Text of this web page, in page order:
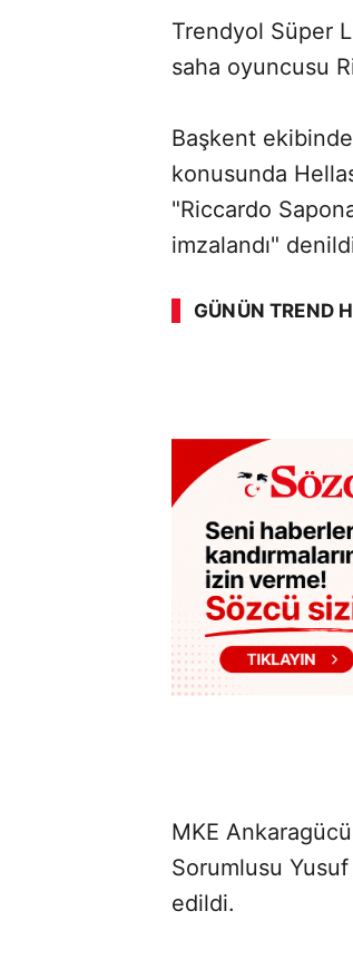
Trendyol Süper
saha oyuncusu
Başkent
konusunda
"Riccardo
imzalandı"
GÜNÜN TREND
00:02 / 08:15
MKE
Sorumlusu Yusuf
edildi.